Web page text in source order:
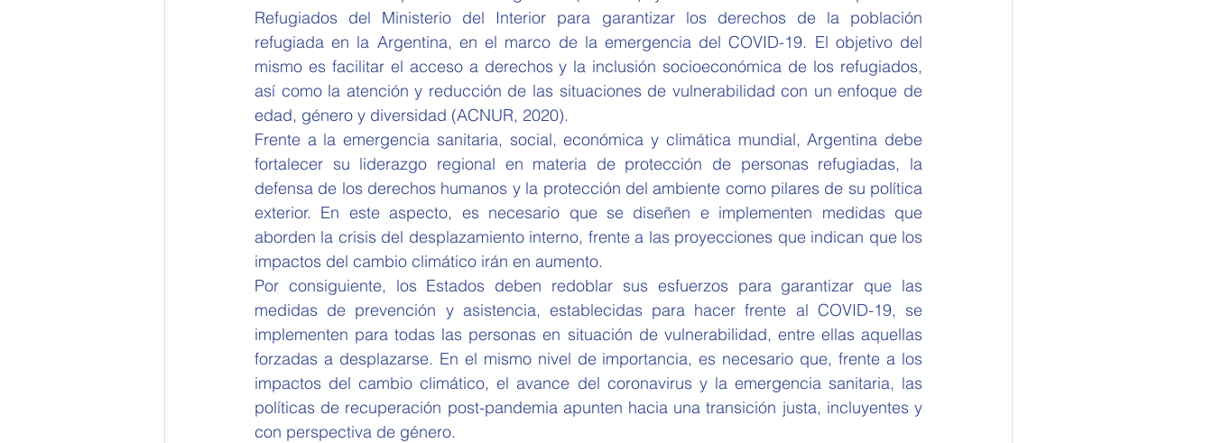
Refugiados del Ministerio del Interior para garantizar los derechos de la población
refugiada en la Argentina, en el marco de la emergencia del COVID-19. El objetivo del
mismo es facilitar el acceso a derechos y la inclusión socioeconómica de los refugiados,
así como la atención y reducción de las situaciones de vulnerabilidad con un enfoque de
edad, género y diversidad (ACNUR, 2020).
Frente a la emergencia sanitaria, social, económica y climática mundial, Argentina debe
fortalecer su liderazgo regional en materia de protección de personas refugiadas, la
defensa de los derechos humanos y la protección del ambiente como pilares de su política
exterior. En este aspecto, es necesario que se diseñen e implementen medidas que
aborden la crisis del desplazamiento interno, frente a las proyecciones que indican que los
impactos del cambio climático irán en aumento.
Por consiguiente, los Estados deben redoblar sus esfuerzos para garantizar que las
medidas de prevención y asistencia, establecidas para hacer frente al COVID-19, se
implementen para todas las personas en situación de vulnerabilidad, entre ellas aquellas
forzadas a desplazarse. En el mismo nivel de importancia, es necesario que, frente a los
impactos del cambio climático, el avance del coronavirus y la emergencia sanitaria, las
políticas de recuperación post-pandemia apunten hacia una transición justa, incluyentes y
con perspectiva de género.